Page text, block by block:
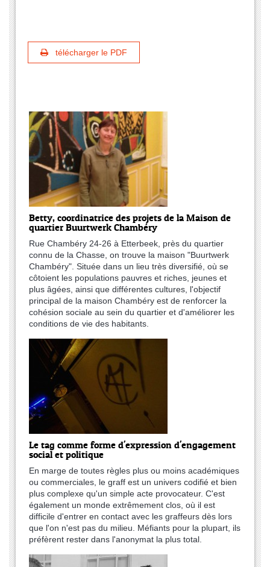
télécharger le PDF
Betty, coordinatrice des projets de la Maison de
quartier Buurtwerk Chambéry
Rue Chambéry 24-26 à Etterbeek, près du quartier
connu de la Chasse, on trouve la maison "Buurtwerk
Chambéry". Située dans un lieu très diversifié, où se
côtoient les populations pauvres et riches, jeunes et
plus âgées, ainsi que différentes cultures, l'objectif
principal de la maison Chambéry est de renforcer la
cohésion sociale au sein du quartier et d'améliorer les
conditions de vie des habitants.
Le tag comme forme d'expression d'engagement
social et politique
En marge de toutes règles plus ou moins académiques
ou commerciales, le graff est un univers codifié et bien
plus complexe qu'un simple acte provocateur. C'est
également un monde extrêmement clos, où il est
difficile d'entrer en contact avec les graffeurs dès lors
que l'on n'est pas du milieu. Méfiants pour la plupart, ils
préfèrent rester dans l'anonymat la plus total.